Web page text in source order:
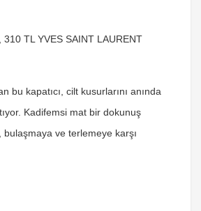
310 TL YVES SAINT LAURENT
bu kapatıcı, cilt kusurlarını anında
Kadifemsi mat bir dokunuş
bulaşmaya ve terlemeye karşı